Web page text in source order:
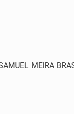
MEIRA